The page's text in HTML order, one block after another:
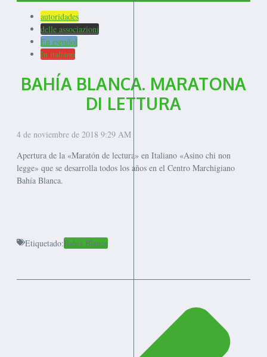
autoridades
delle associazioni
En español
In italiano
BAHÍA BLANCA. MARATONA
DI LETTURA
4 de noviembre de 2018 9:29 AM
Apertura de la «Maratón de lectura» en Italiano «Asino chi non
legge» que se desarrolla todos los años en el Centro Marchigiano
Bahía Blanca.
Etiquetado:Bahía Blanca